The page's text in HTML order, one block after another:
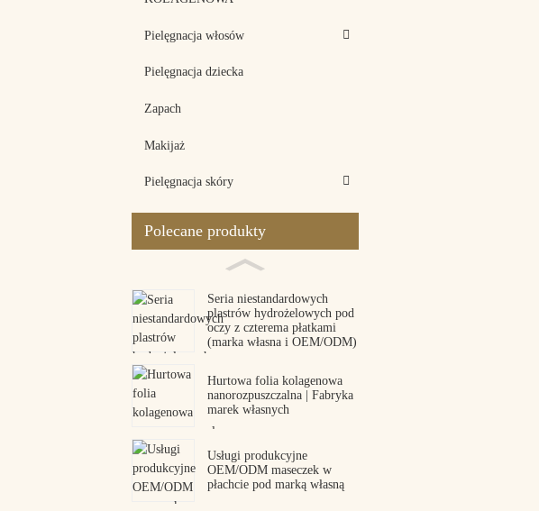
Pielęgnacja włosów
Pielęgnacja dziecka
Zapach
Makijaż
Pielęgnacja skóry
Polecane produkty
Seria niestandardowych
plastrów hydrożelowych pod
oczy z czterema płatkami
(marka własna i OEM/ODM)
Hurtowa folia kolagenowa
nanorozpuszczalna | Fabryka
marek własnych
Usługi produkcyjne
OEM/ODM maseczek w
płachcie pod marką własną